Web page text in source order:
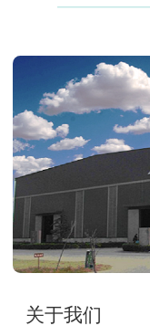
关于我们